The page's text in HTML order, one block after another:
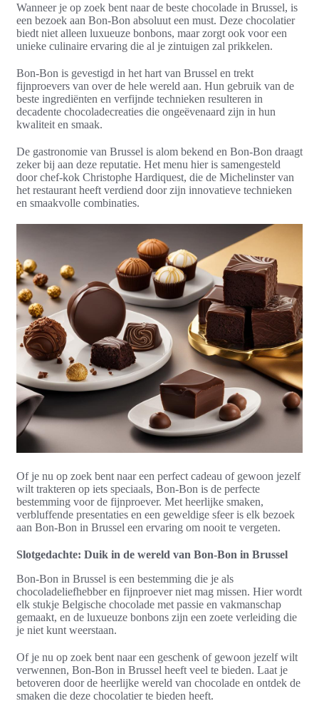
Wanneer je op zoek bent naar de beste chocolade in Brussel, is
een bezoek aan Bon-Bon absoluut een must. Deze chocolatier
biedt niet alleen luxueuze bonbons, maar zorgt ook voor een
unieke culinaire ervaring die al je zintuigen zal prikkelen.
Bon-Bon is gevestigd in het hart van Brussel en trekt
fijnproevers van over de hele wereld aan. Hun gebruik van de
beste ingrediënten en verfijnde technieken resulteren in
decadente chocoladecreaties die ongeëvenaard zijn in hun
kwaliteit en smaak.
De gastronomie van Brussel is alom bekend en Bon-Bon draagt
zeker bij aan deze reputatie. Het menu hier is samengesteld
door chef-kok Christophe Hardiquest, die de Michelinster van
het restaurant heeft verdiend door zijn innovatieve technieken
en smaakvolle combinaties.
Of je nu op zoek bent naar een perfect cadeau of gewoon jezelf
wilt trakteren op iets speciaals, Bon-Bon is de perfecte
bestemming voor de fijnproever. Met heerlijke smaken,
verbluffende presentaties en een geweldige sfeer is elk bezoek
aan Bon-Bon in Brussel een ervaring om nooit te vergeten.
Slotgedachte: Duik in de wereld van Bon-Bon in Brussel
Bon-Bon in Brussel is een bestemming die je als
chocoladeliefhebber en fijnproever niet mag missen. Hier wordt
elk stukje Belgische chocolade met passie en vakmanschap
gemaakt, en de luxueuze bonbons zijn een zoete verleiding die
je niet kunt weerstaan.
Of je nu op zoek bent naar een geschenk of gewoon jezelf wilt
verwennen, Bon-Bon in Brussel heeft veel te bieden. Laat je
betoveren door de heerlijke wereld van chocolade en ontdek de
smaken die deze chocolatier te bieden heeft.